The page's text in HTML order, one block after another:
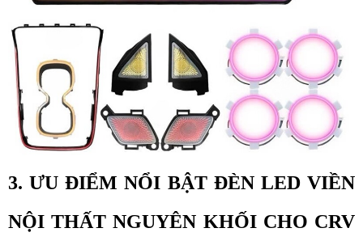
3. ƯU ĐIỂM NỔI BẬT ĐÈN LED VIỀN
NỘI THẤT NGUYÊN KHỐI CHO CRV